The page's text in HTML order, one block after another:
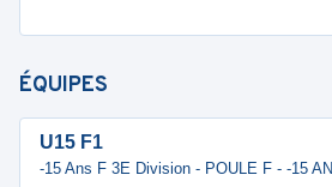
ÉQUIPES
U15 F1
-15 Ans F 3E Division - POULE F - -15